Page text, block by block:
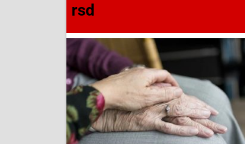
rsd